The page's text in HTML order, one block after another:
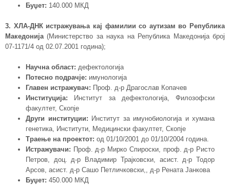
Буџет: 140.000 МКД
3. ХЛА-ДНК истражувања кај фамилии со аутизам во Република
Македонија(Министерство за наука на Република Македонија број
07-1171/4 од 02.07.2001 година);
Научна област: дефектологија
Потесно подрачје: имунологија
Главен истражувач: Проф. д-р Драгослав Копачев
Институција: Институт за дефектологија, Филозофски
факултет, Скопје
Други институции: Институт за имунобиологија и хумана
генетика, Институти, Медицински факултет, Скопје
Траење на проектот: од 01/10/2001 до 01/10/2004 година.
Истражувачи: Проф. д-р Мирко Спироски, проф. д-р Ристо
Петров, доц. д-р Владимир Трајковски, асист. д-р Тодор
Арсов, асист. д-р Сашо Петличковски,, д-р Рената Јанкова
Буџет: 450.000 МКД